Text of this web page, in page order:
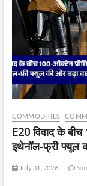
COMMODITIES
E20 विवाद के
इथेनॉल-फ्री फ्यूल
July 31, 2026 No